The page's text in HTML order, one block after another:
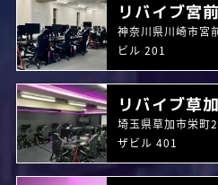
リバイブ宮
神奈川県川崎市宮
ビル 201
リバイブ草加
埼玉県草加市栄町
ザビル 401